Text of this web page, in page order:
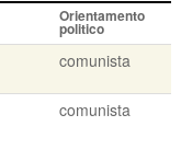
Orientamento
politico
comunista
comunista